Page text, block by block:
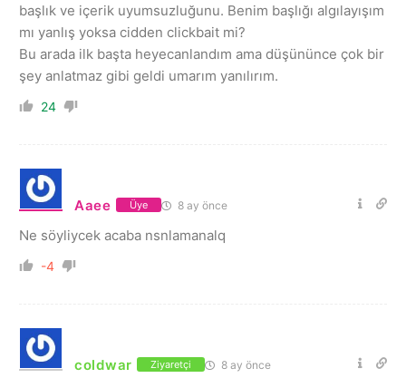
başlık ve içerik uyumsuzluğunu. Benim başlığı algılayışım
mı yanlış yoksa cidden clickbait mi?
Bu arada ilk başta heyecanlandım ama düşününce çok bir
şey anlatmaz gibi geldi umarım yanılırım.
24
Aaee Üye 8 ay önce
Ne söyliycek acaba nsnlamanalq
-4
coldwar Ziyaretçi 8 ay önce